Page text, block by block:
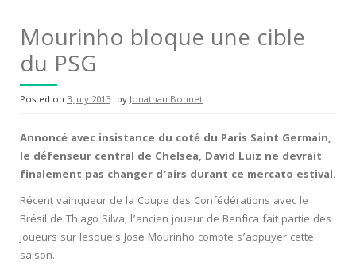
Mourinho bloque une cible
du PSG
Posted on 3 July 2013 byJonathan Bonnet
Annoncé avec insistance du coté du Paris Saint Germain,
le défenseur central de Chelsea, David Luiz ne devrait
finalement pas changer d’airs durant ce mercato estival.
Récent vainqueur de la Coupe des Confédérations avec le
Brésil de Thiago Silva, l’ancien joueur de Benfica fait partie des
joueurs sur lesquels José Mourinho compte s’appuyer cette
saison.